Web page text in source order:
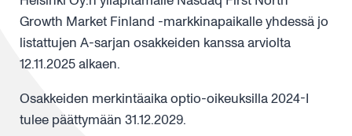
Growth Market Finland -markkinapaikalle yhdessä jo
listattujen A-sarjan osakkeiden kanssa arviolta
12.11.2025 alkaen.
Osakkeiden merkintäaika optio-oikeuksilla 2024-I
tulee päättymään 31.12.2029.